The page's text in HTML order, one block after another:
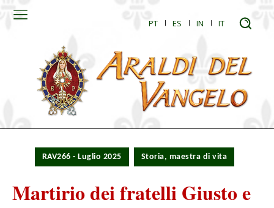
PT ES IN IT
RAV266 - Luglio 2025 Storia, maestra di vita
Martirio dei fratelli Giusto e